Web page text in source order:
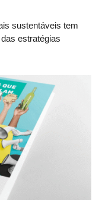
sustentáveis tem
estratégias